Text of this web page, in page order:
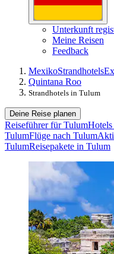
Unterkunft
Meine Reisen
Feedback
MexikoStrandhotels
Quintana Roo
Strandhotels in Tulum
Deine Reise planen
Reiseführer für Tulum
TulumFlüge nach Tulum
TulumReisepakete in Tulum